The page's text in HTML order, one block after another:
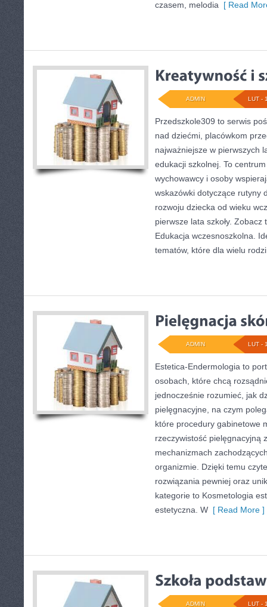
czasem, melodia [ Read
LUT -
ADMIN
Przedszkole309 to serwis
nad dziećmi, placówkom
najważniejsze w pierwszych
edukacji szkolnej. To
wychowawcy i osoby
wskazówki dotyczące rutyny
rozwoju dziecka od wieku
pierwsze lata szkoły.
Edukacja wczesnoszkolna.
tematów, które dla wielu
LUT -
ADMIN
Estetica-Endermologia to
osobach, które chcą
jednocześnie rozumieć, jak
pielęgnacyjne, na czym
które procedury gabinetowe
rzeczywistość pielęgnacyjną
mechanizmach
organizmie. Dzięki temu
rozwiązania pewniej oraz
kategorie to Kosmetologia
estetyczna. W [ Read More ]
LUT -
ADMIN